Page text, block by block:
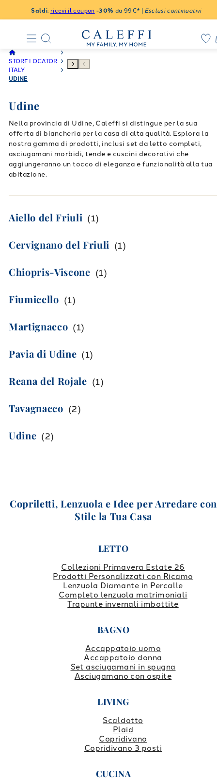
Saldi: ricevi il coupon -30% da 99€* | Esclusi continuativi
STORE LOCATOR
ITALY
UDINE
Udine
Nella provincia di Udine, Caleffi si distingue per la sua
offerta di biancheria per la casa di alta qualità. Esplora la
nostra gamma di prodotti, inclusi set da letto completi,
asciugamani morbidi, tende e cuscini decorativi che
aggiungeranno un tocco di eleganza e funzionalità alla tua
abitazione.
Aiello del Friuli (1)
Cervignano del Friuli (1)
Chiopris-Viscone (1)
Fiumicello (1)
Martignacco (1)
Pavia di Udine (1)
Reana del Rojale (1)
Tavagnacco (2)
Udine (2)
Copriletti, Lenzuola e Idee per Arredare con
Stile la Tua Casa
LETTO
Collezioni Primavera Estate 26
Prodotti Personalizzati con Ricamo
Lenzuola Diamante in Percalle
Completo lenzuola matrimoniali
Trapunte invernali imbottite
BAGNO
Accappatoio uomo
Accappatoio donna
Set asciugamani in spugna
Asciugamano con ospite
LIVING
Scaldotto
Plaid
Copridivano
Copridivano 3 posti
CUCINA